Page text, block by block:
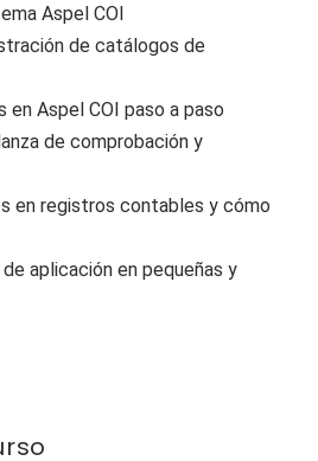
Aspel COI
de catálogos de
en Aspel COI paso a paso
de comprobación y
en registros contables y cómo
aplicación en pequeñas y